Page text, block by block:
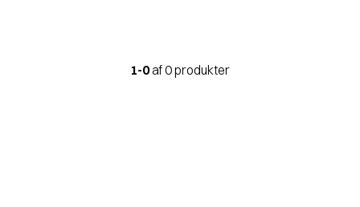
1-0af 0 produkter